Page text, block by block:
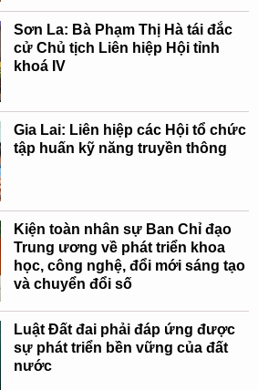
Sơn La: Bà Phạm Thị Hà tái đắc
cử Chủ tịch Liên hiệp Hội tỉnh
khoá IV
Gia Lai: Liên hiệp các Hội tổ chức
tập huấn kỹ năng truyền thông
Kiện toàn nhân sự Ban Chỉ đạo
Trung ương về phát triển khoa
học, công nghệ, đổi mới sáng tạo
và chuyển đổi số
Luật Đất đai phải đáp ứng được
sự phát triển bền vững của đất
nước